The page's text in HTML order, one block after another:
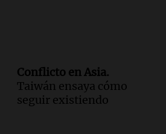
privada
en el Senado y protesta
la ley de Propiedad
Conflicto en Asia.
Taiwán ensaya cómo
seguir existiendo